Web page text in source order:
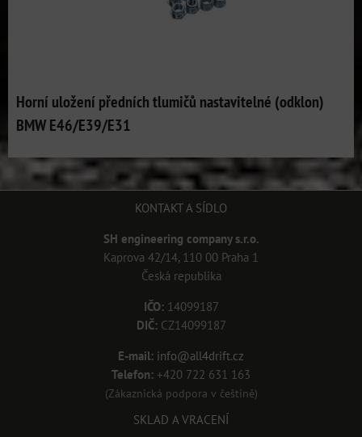
Horní uložení předních tlumičů nastavitelné (odklon)
BMW E46/E39/E31
KONTAKT A SÍDLO
SH engineering company s.r.o.
Kaprova 42/14, 110 00 Praha 1
Česká republika
IČO:14099187
DIČ:CZ14099187
E-mail: info@all4drift.cz
Telefon: +420 722 631 163
(Zákaznická podpora v češtině)
SKLAD A VRACENÍ